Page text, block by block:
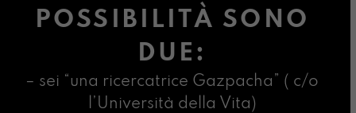
POSSIBILITÀ SONO
DUE:
– sei “una ricercatrice Gazpacha” ( c/o
l’Università della Vita)